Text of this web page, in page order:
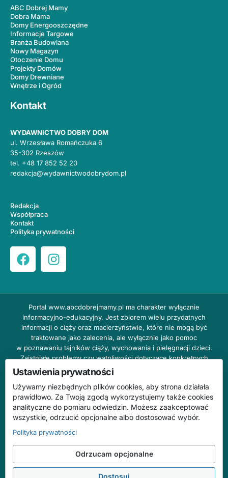
ABC Dobrej Mamy
Dobra Mama
Domy Energooszczędne
Informacje Targowe
Branża Budowlana
Nowy Magazyn
Otoczenie Domu
Projekty Domów
Domy Drewniane
Wnętrze i Ogród
Kontakt
WYDAWNICTWO DOBRY DOM
ul. Wrzesława Romańczuka 6
35-302 Rzeszów
tel. +48 17 852 52 20
redakcja@wydawnictwodobrydom.pl
Redakcja
Współpraca
Kontakt
Polityka prywatności
Portal www.abcdobrejmamy.pl ma charakter wyłącznie
informacyjno-edukacyjny. Jest zbiorem wielu przydatnych
informacji o ciąży oraz macierzyństwie, które nie mogą być
traktowane jako zalecenia, ale wyłącznie jako pomoc
w poznawaniu tajników ciąży, wychowania i pielęgnacji dzieci.
Zaistniałe problemy czy wątpliwości dotyczące konkretnych
przypadków należy bezzwłocznie konsultować z prowadzącym
lekarzem ginekologiem lub innym stosownym specjalistą w danej
dziedzinie. DOBRY DOM nie odpowiada za treść reklam,
nie ponosi również żadnych konsekwencji prawnych ani
odpowiedzialności za następstwa mogące wyniknąć na skutek
zastosowania podanych informacji bez wcześniejszej konsultacji
Na stronie abcdobrejmamy.pl mogą występować wpisy
o charakterze reklamowym.
Ustawienia prywatności
Używamy niezbędnych plików cookies, aby strona działała
prawidłowo. Za Twoją zgodą wykorzystujemy także cookies
analityczne do pomiaru odwiedzin. Możesz zaakceptować
wszystkie, odrzucić opcjonalne albo dostosować wybór.
Polityka prywatności
Odrzucam opcjonalne
Dostosuj